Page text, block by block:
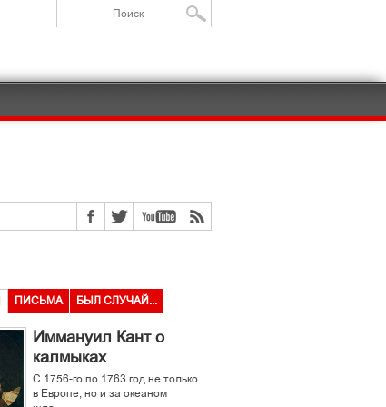
ПИСЬМА БЫЛ СЛУЧАЙ...
Иммануил Кант о
калмыках
С 1756-го по 1763 год не только
в Европе, но и за океаном